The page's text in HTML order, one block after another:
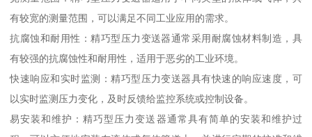
有较宽的测量范围，可以满足不同工业应用的需求。
抗腐蚀和耐用性：精巧型压力变送器通常采用耐腐蚀材料制造，具
有较强的抗腐蚀性和耐用性，适用于恶劣的工业环境。
快速响应和实时监测：精巧型压力变送器具有快速的响应速度，可
以实时监测压力变化，及时反馈给监控系统或控制设备。
易安装和维护：精巧型压力变送器通常具有简单的安装和维护过